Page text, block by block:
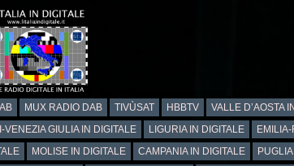
MUX RADIO DAB TIVÙSAT HBBTV VALLE D’AOSTA
VENEZIA GIULIA IN DIGITALE LIGURIA IN DIGITALE
MOLISE IN DIGITALE CAMPANIA IN DIGITALE